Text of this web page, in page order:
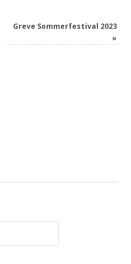
Greve Sommerfestival 2023
»